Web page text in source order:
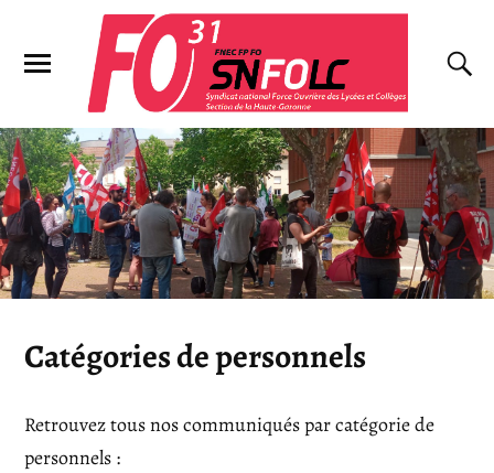
Catégories de personnels
Retrouvez tous nos communiqués par catégorie de
personnels :